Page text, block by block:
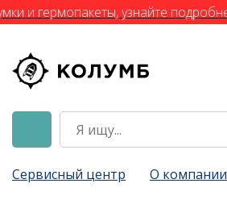
и гермопакеты, узнайте подробнее
Сервисный центр О компании